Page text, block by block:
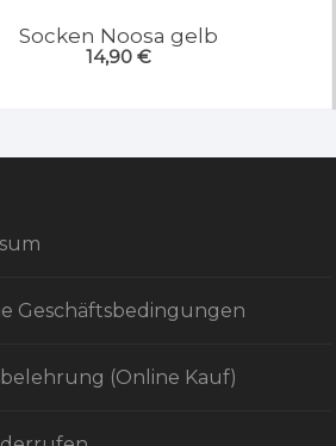
Socken Noosa gelb
14,90 €
Geschäftsbedingungen
(Online Kauf)